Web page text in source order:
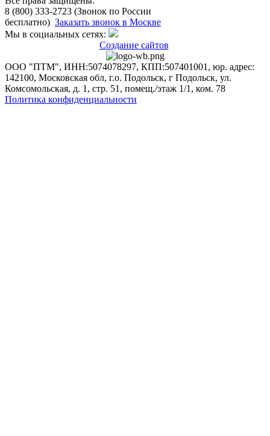
8 (800) 333-2723 (Звонок по России
бесплатно) Заказать звонок в Москве
Мы в социальных сетях:
Создание сайтов
ООО "ПТМ", ИНН:5074078297, КПП:507401001, юр. адрес:
142100, Московская обл, г.о. Подольск, г Подольск, ул.
Комсомольская, д. 1, стр. 51, помещ./этаж 1/1, ком. 78
Политика конфиденциальности